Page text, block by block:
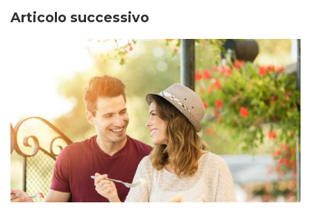
Articolo successivo